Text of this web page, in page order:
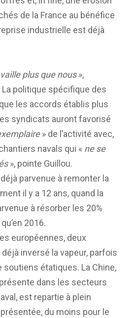
de la France au bénéfice
industrielle est déjà
plus que nous»,
La politique spécifique des
les accords établis plus
syndicats auront favorisé
» de l’activité avec,
navals qui « ne se
», pointe Guillou.
parvenue à remonter la
il y a 12 ans, quand la
à résorber les 20%
2016.
européennes, deux
inversé la vapeur, parfois
soutiens étatiques. La Chine,
dans les secteurs
est repartie à plein
du moins pour le